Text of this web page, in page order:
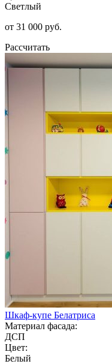
Светлый
от 31 000 руб.
Рассчитать
Шкаф-купе Белатриса
Материал фасада:
ДСП
Цвет:
Белый